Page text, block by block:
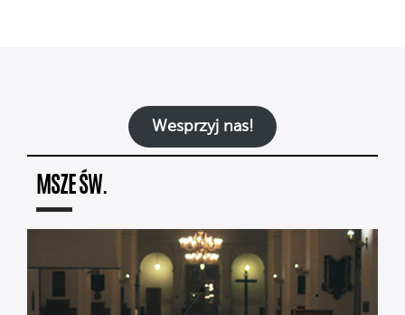
Wesprzyj nas!
MSZE ŚW.